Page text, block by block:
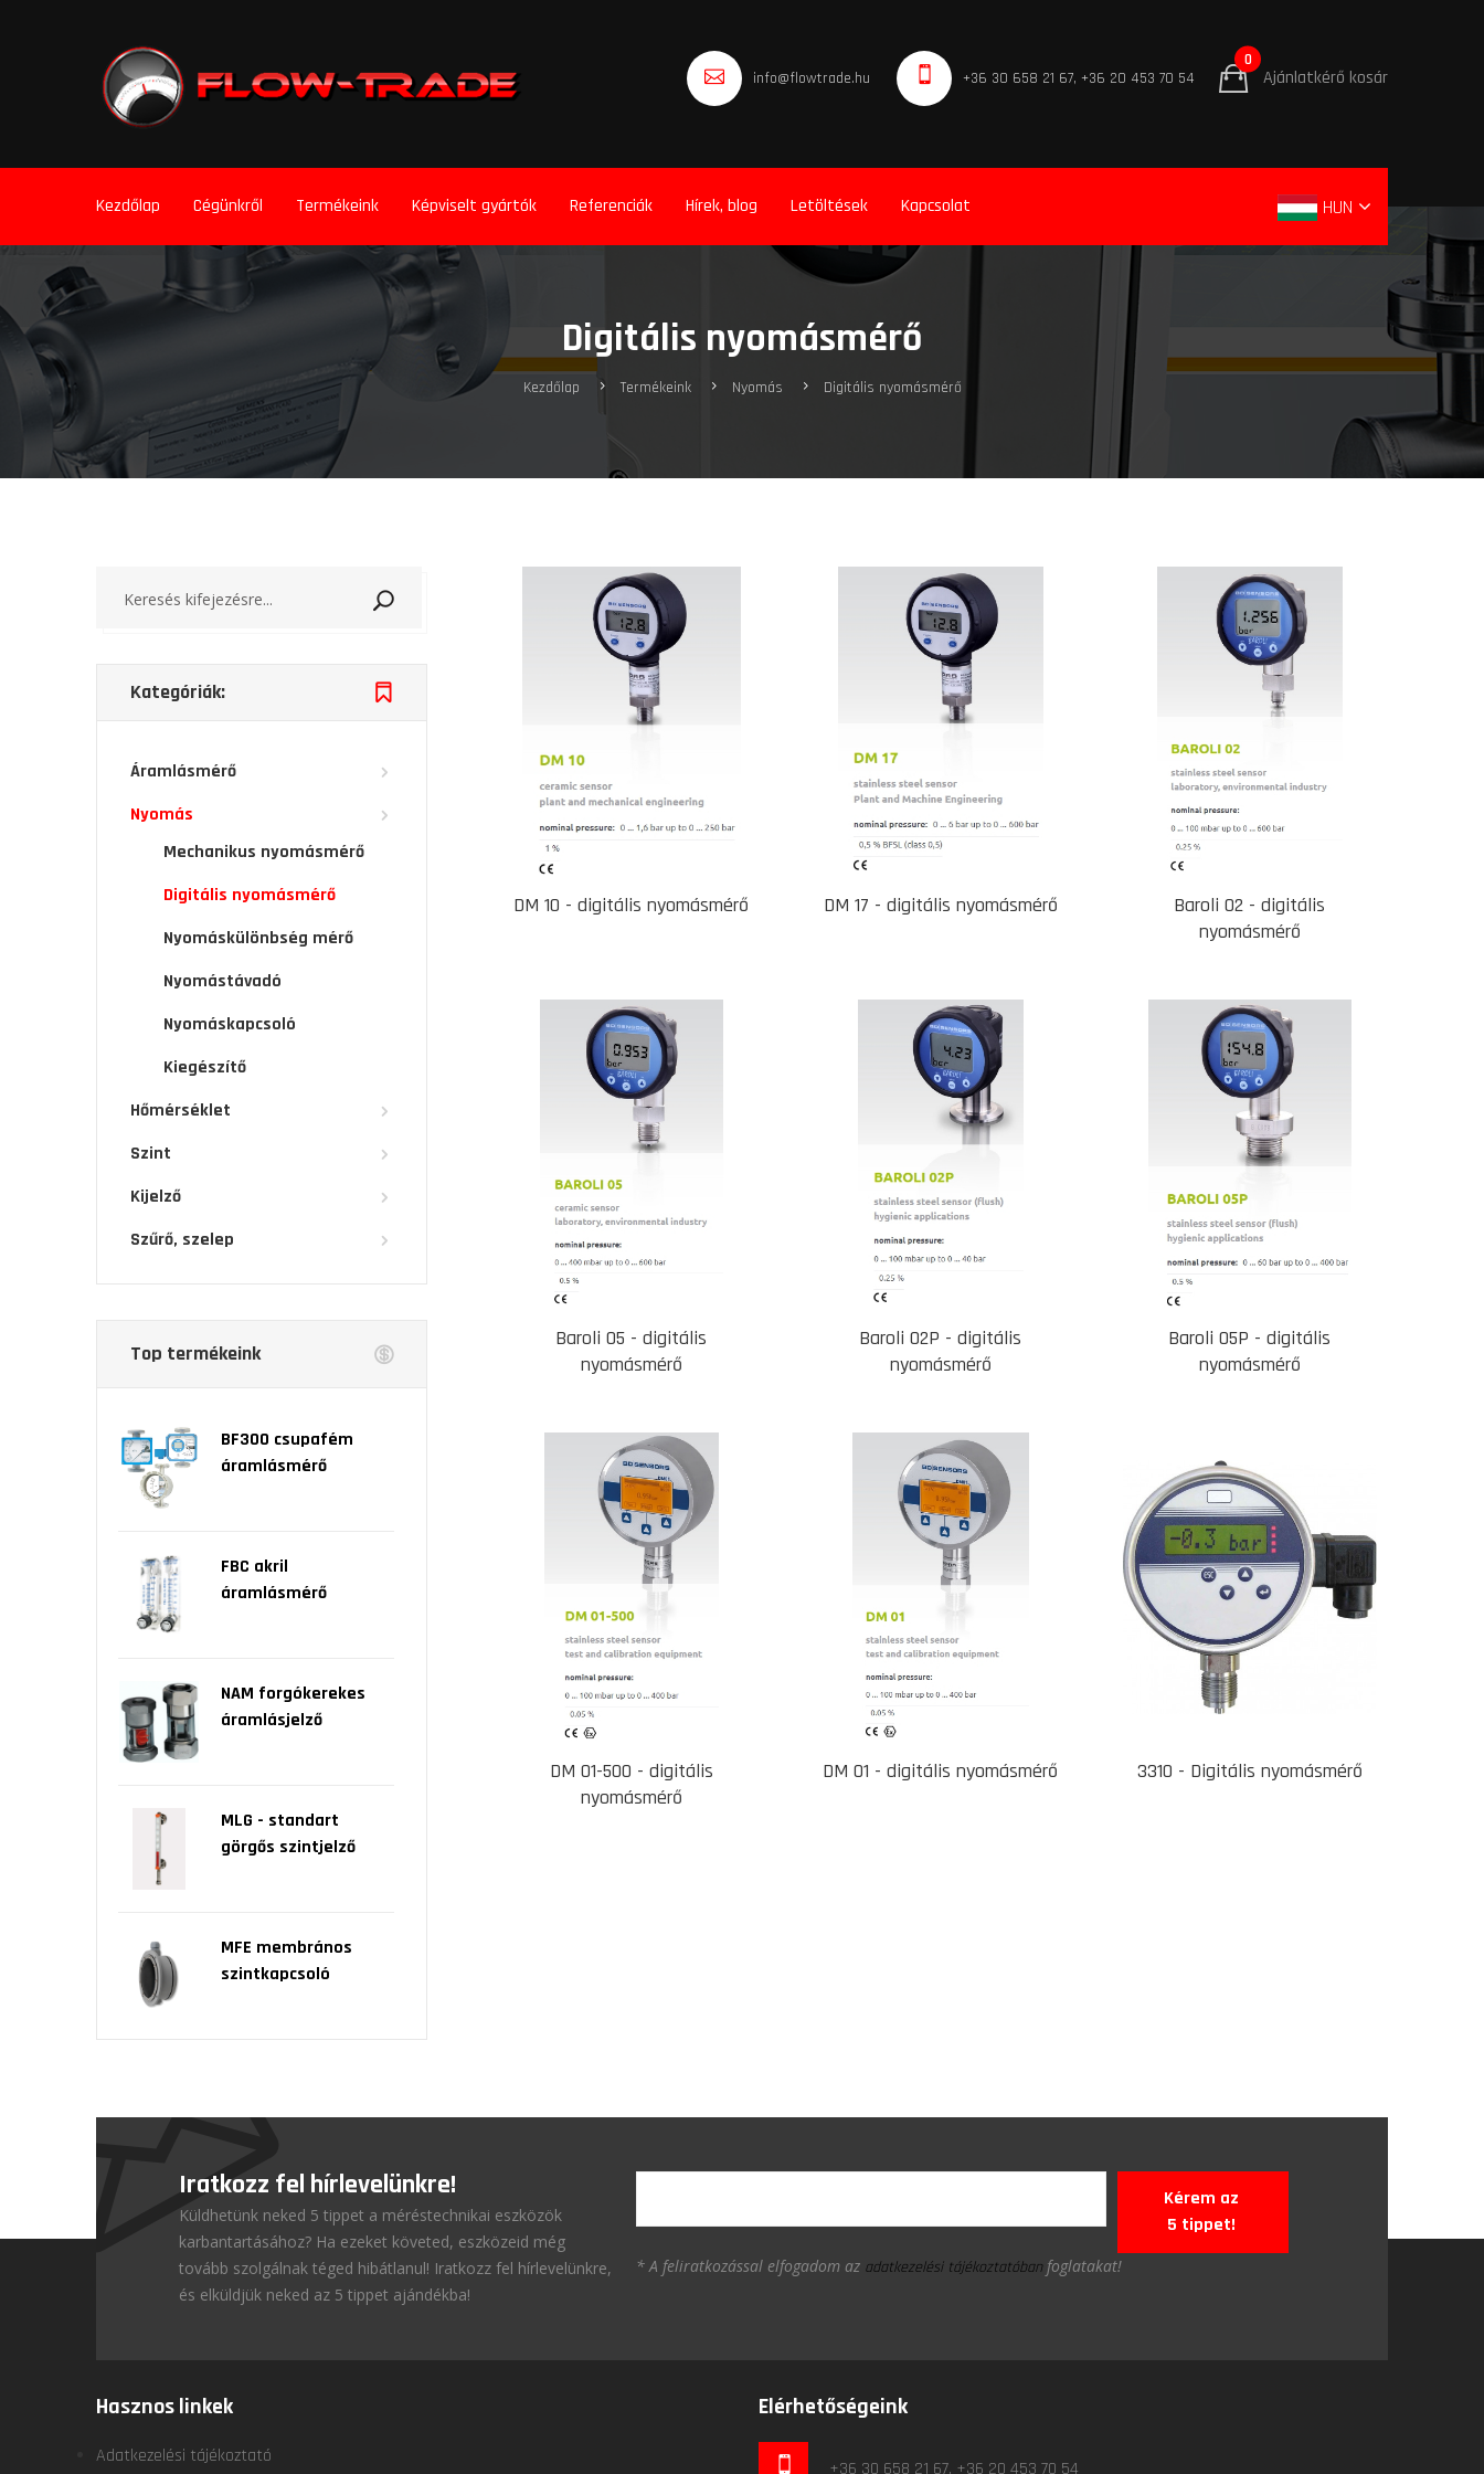
info@flowtrade.hu +36 30 658 21 67, +36 20 453 70 54 Ajánlatkérő kosár
0
Kezdőlap Cégünkről Termékeink Képviselt gyártók Referenciák Hírek, blog Letöltések Kapcsolat HUN
Digitális nyomásmérő
Kezdőlap Termékeink Nyomás Digitális nyomásmérő
DM 10 - digitális nyomásmérő DM 17 - digitális nyomásmérő
Baroli 02 - digitális
nyomásmérő
Baroli 05 - digitális
nyomásmérő
Baroli 02P - digitális
nyomásmérő
Baroli 05P - digitális
nyomásmérő
DM 01-500 - digitális
nyomásmérő
DM 01 - digitális nyomásmérő 3310 - Digitális nyomásmérő
Kategóriák:
Áramlásmérő
Nyomás
Mechanikus nyomásmérő
Digitális nyomásmérő
Nyomáskülönbség mérő
Nyomástávadó
Nyomáskapcsoló
Kiegészítő
Hőmérséklet
Szint
Kijelző
Szűrő, szelep
Top termékeink
BF300 csupafém
áramlásmérő
FBC akril
áramlásmérő
NAM forgókerekes
áramlásjelző
MLG - standart
görgős szintjelző
MFE membrános
szintkapcsoló
Iratkozz fel hírlevelünkre!
Küldhetünk neked 5 tippet a méréstechnikai eszközök
karbantartásához? Ha ezeket követed, eszközeid még
tovább szolgálnak téged hibátlanul! Iratkozz fel hírlevelünkre,
és elküldjük neked az 5 tippet ajándékba!
Kérem az
5 tippet!
* A feliratkozással elfogadom az adatkezelési tájékoztatóbanfoglatakat!
Hasznos linkek
Adatkezelési tájékoztató
Elérhetőségeink
+36 30 658 21 67, +36 20 453 70 54